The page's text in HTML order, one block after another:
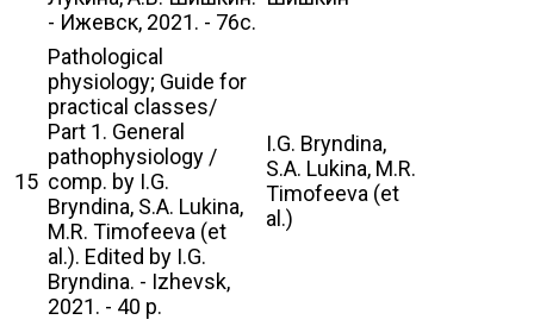
- Ижевск, 2021. - 76с.
15
Pathological
physiology; Guide for
practical classes/
Part 1. General
pathophysiology /
comp. by I.G.
Bryndina, S.A. Lukina,
M.R. Timofeeva (et
al.). Edited by I.G.
Bryndina. - Izhevsk,
2021. - 40 p.
I.G. Bryndina,
S.A. Lukina, M.R.
Timofeeva (et
al.)